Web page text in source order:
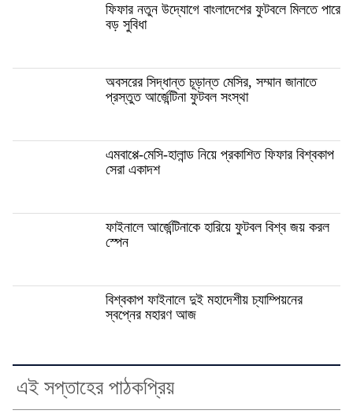
ফিফার নতুন উদ্যোগে বাংলাদেশের ফুটবলে মিলতে পারে
বড় সুবিধা
অবসরের সিদ্ধান্ত চূড়ান্ত মেসির, সম্মান জানাতে
প্রস্তুত আর্জেন্টিনা ফুটবল সংস্থা
এমবাপ্পে-মেসি-হালান্ড নিয়ে প্রকাশিত ফিফার বিশ্বকাপ
সেরা একাদশ
ফাইনালে আর্জেন্টিনাকে হারিয়ে ফুটবল বিশ্ব জয় করল
স্পেন
বিশ্বকাপ ফাইনালে দুই মহাদেশীয় চ্যাম্পিয়নের
স্বপ্নের মহারণ আজ
এই সপ্তাহের পাঠকপ্রিয়